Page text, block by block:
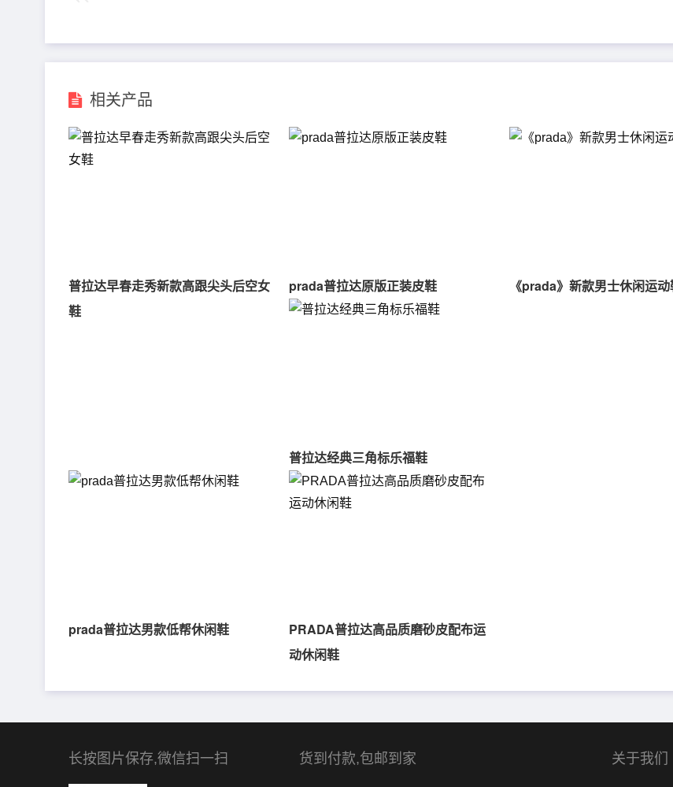
相关产品
普拉达早春走秀新款高跟尖头后空女
鞋
prada普拉达原版正装皮鞋 《prada》新款男士休闲运
普拉达经典三角标乐福鞋
prada普拉达男款低帮休闲鞋
PRADA普拉达高品质磨砂皮配布运
动休闲鞋
长按图片保存,微信扫一扫 货到付款,包邮到家 关于我们